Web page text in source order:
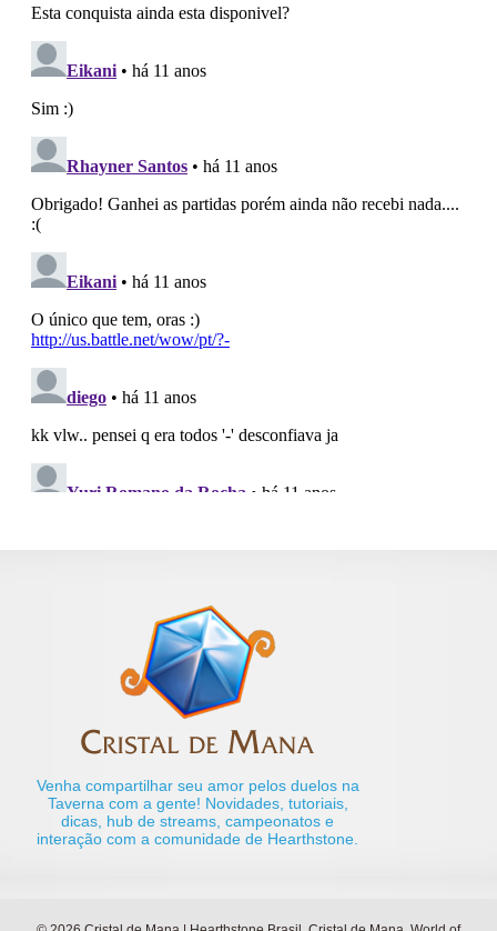
Venha compartilhar seu amor pelos duelos na
Taverna com a gente! Novidades, tutoriais,
dicas, hub de streams, campeonatos e
interação com a comunidade de Hearthstone.